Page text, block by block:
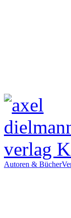
Autoren & Bücher